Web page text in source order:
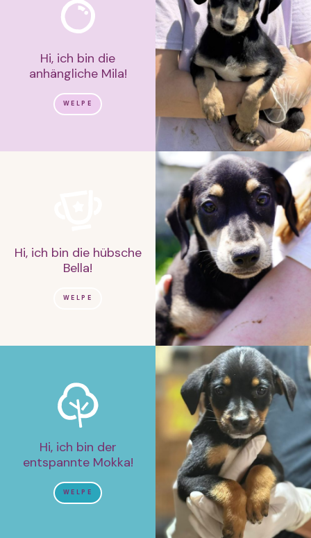
Hi, ich bin die
anhängliche Mila!
WELPE
Hi, ich bin die hübsche
Bella!
WELPE
Hi, ich bin der
entspannte Mokka!
WELPE